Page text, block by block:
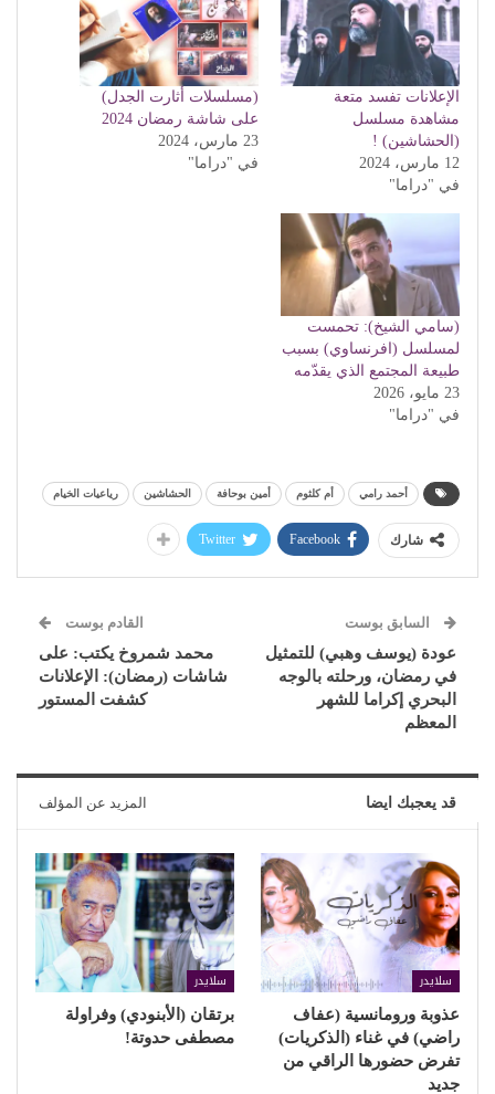
الإعلانات تفسد متعة
مشاهدة مسلسل
(الحشاشين) !
12 مارس، 2024
في "دراما"
(مسلسلات أثارت الجدل)
على شاشة رمضان 2024
23 مارس، 2024
في "دراما"
(سامي الشيخ): تحمست
لمسلسل (افرنساوي) بسبب
طبيعة المجتمع الذي يقدّمه
23 مايو، 2026
في "دراما"
أحمد رامي أم كلثوم أمين بوحافة الحشاشين رياعيات الخيام
شارك Facebook
Twitter
السابق بوست
عودة (يوسف وهبي) للتمثيل
في رمضان، ورحلته بالوجه
البحري إكراما للشهر
المعظم
القادم بوست
محمد شمروخ يكتب: على
شاشات (رمضان): الإعلانات
كشفت المستور
قد يعجبك ايضا المزيد عن المؤلف
سلايدر
عذوبة ورومانسية (عفاف
راضي) في غناء (الذكريات)
تفرض حضورها الراقي من
جديد
سلايدر
برتقان (الأبنودي) وفراولة
مصطفى حدوتة!